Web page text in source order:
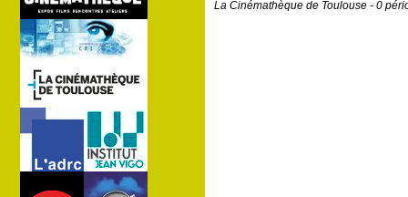
La Cinémathèque de Toulouse - 0